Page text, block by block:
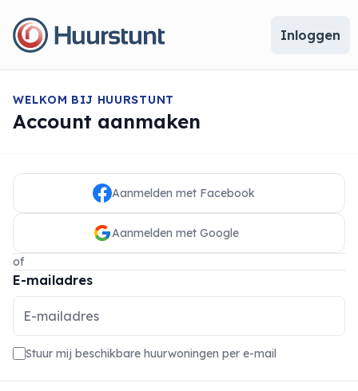
Inloggen
WELKOM BIJ HUURSTUNT
Account aanmaken
Aanmelden met Facebook
Aanmelden met Google
of
E-mailadres
Stuur mij beschikbare huurwoningen per e-mail